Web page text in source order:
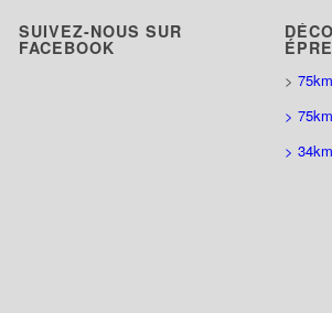
SUIVEZ-NOUS SUR
FACEBOOK
>
>
>